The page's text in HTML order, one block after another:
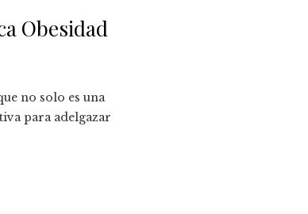
Obesidad
no solo es una
para adelgazar